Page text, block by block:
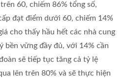
60, chiếm 86% tổng số,
đạt điểm dưới 60, chiếm 14%
cho thấy hầu hết các nhà cung
bền vững đầy đủ, với 14% cần
sẽ tiếp tục tăng cả tỷ lệ
lên trên 80% và sẽ thực hiện